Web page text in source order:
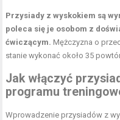
Przysiady z wyskokiem są
poleca się je osobom z
ćwiczącym. Mężczyzna o
stanie wykonać około 35
Jak włączyć
programu
Wprowadzenie przysiadów z